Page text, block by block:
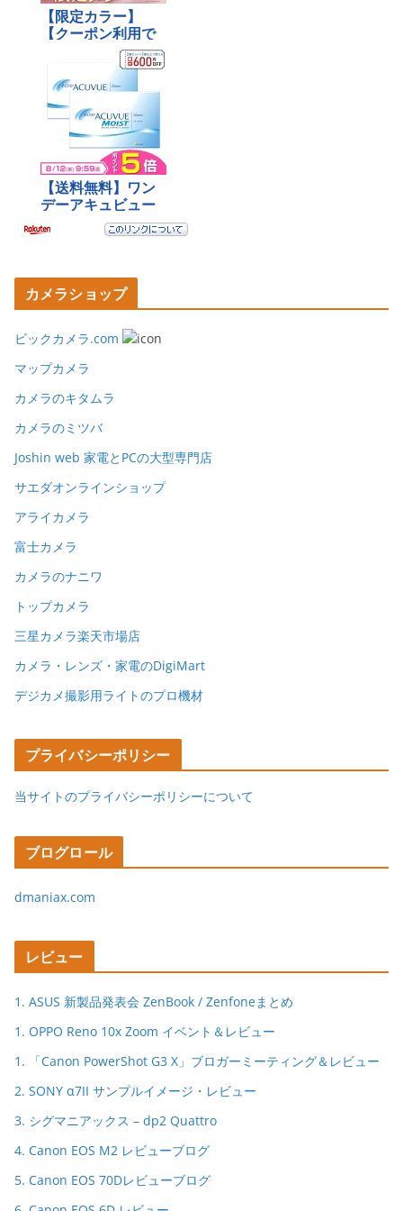
カメラショップ
ビックカメラ.com
マップカメラ
カメラのキタムラ
カメラのミツバ
Joshin web 家電とPCの大型専門店
サエダオンラインショップ
アライカメラ
富士カメラ
カメラのナニワ
トップカメラ
三星カメラ楽天市場店
カメラ・レンズ・家電のDigiMart
デジカメ撮影用ライトのプロ機材
プライバシーポリシー
当サイトのプライバシーポリシーについて
ブログロール
dmaniax.com
レビュー
1. ASUS 新製品発表会 ZenBook / Zenfoneまとめ
1. OPPO Reno 10x Zoom イベント＆レビュー
1. 「Canon PowerShot G3 X」ブロガーミーティング＆レビュー
2. SONY α7II サンプルイメージ・レビュー
3. シグマニアックス – dp2 Quattro
4. Canon EOS M2 レビューブログ
5. Canon EOS 70Dレビューブログ